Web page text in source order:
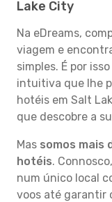
Lake City
Na eDreams,
viagem e
simples. É por
intuitiva que lhe
hotéis em Salt
que descobre a
Mas somos mais
hotéis.
num único local
voos até garantir